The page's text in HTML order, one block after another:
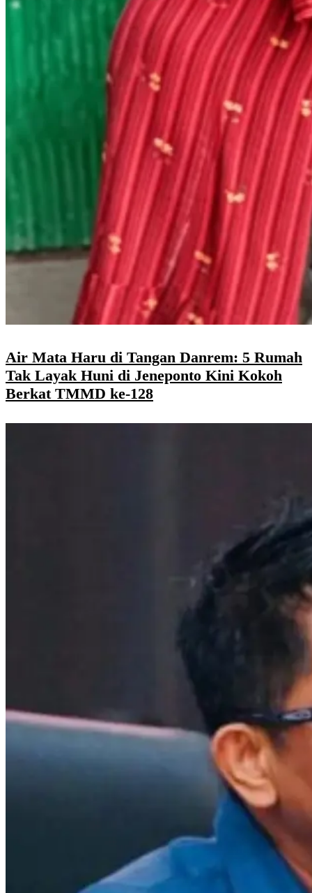
Air Mata Haru di Tangan Danrem: 5 Rumah
Tak Layak Huni di Jeneponto Kini Kokoh
Berkat TMMD ke-128